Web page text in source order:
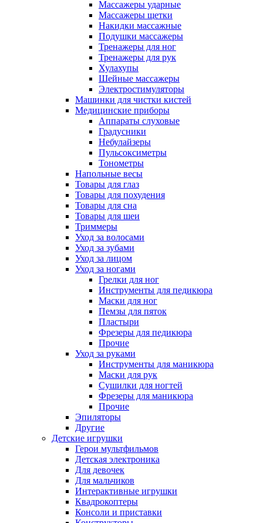
Массажеры ударные
Массажеры щетки
Накидки массажные
Подушки массажеры
Тренажеры для ног
Тренажеры для рук
Хулахупы
Шейные массажеры
Электростимуляторы
Машинки для чистки кистей
Медицинские приборы
Аппараты слуховые
Градусники
Небулайзеры
Пульсоксиметры
Тонометры
Напольные весы
Товары для глаз
Товары для похудения
Товары для сна
Товары для шеи
Триммеры
Уход за волосами
Уход за зубами
Уход за лицом
Уход за ногами
Грелки для ног
Инструменты для педикюра
Маски для ног
Пемзы для пяток
Пластыри
Фрезеры для педикюра
Прочие
Уход за руками
Инструменты для маникюра
Маски для рук
Сушилки для ногтей
Фрезеры для маникюра
Прочие
Эпиляторы
Другие
Детские игрушки
Герои мультфильмов
Детская электроника
Для девочек
Для мальчиков
Интерактивные игрушки
Квадрокоптеры
Консоли и приставки